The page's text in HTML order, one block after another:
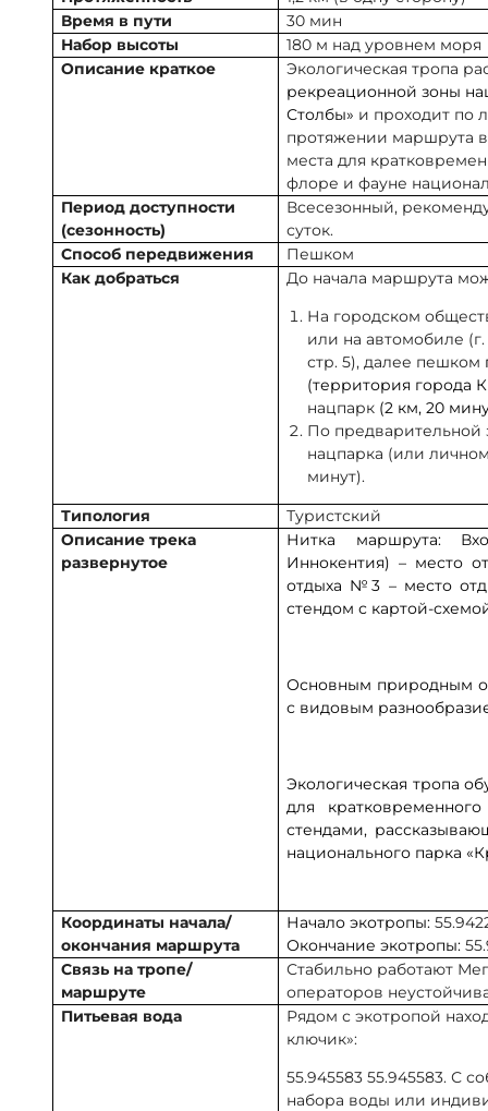
Время в пути
30 мин
Набор высоты
180 м над уровнем моря
Описание краткое
Экологическая тропа
рекреационной зоны
Столбы» и проходит по
протяжении маршрута
места для
флоре и фауне
Период доступности
(сезонность)
Всесезонный,
суток.
Способ передвижения
Пешком
Как добраться
До начала маршрута
На городском
или на автомобиле
стр. 5), далее пешком
(территория города
нацпарк (2 км, 20
По предварительной
нацпарка (или
минут).
Типология
Туристский
Описание трека
развернутое
Нитка маршрута:
Иннокентия) – место
отдыха №3 – место
стендом с картой-
Основным природным
с видовым
Экологическая тропа
для
стендами,
национального парка
Координаты начала/
окончания маршрута
Начало экотропы:
Окончание экотропы:
Связь на тропе/
маршруте
Стабильно работают
операторов
Питьевая вода
Рядом с экотропой
ключик»:
55.945583 55.945583. С
набора воды или